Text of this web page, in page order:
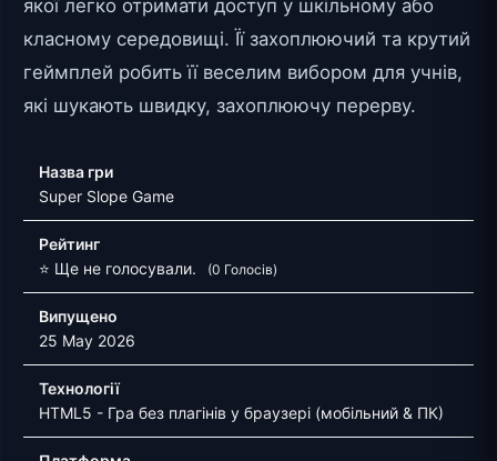
якої легко отримати доступ у шкільному або
класному середовищі. Її захоплюючий та крутий
геймплей робить її веселим вибором для учнів,
які шукають швидку, захоплюючу перерву.
Назва гри
Super Slope Game
Рейтинг
⭐ Ще не голосували.
(0 Голосів)
Випущено
25 May 2026
Технології
HTML5 - Гра без плагінів у браузері (мобільний & ПК)